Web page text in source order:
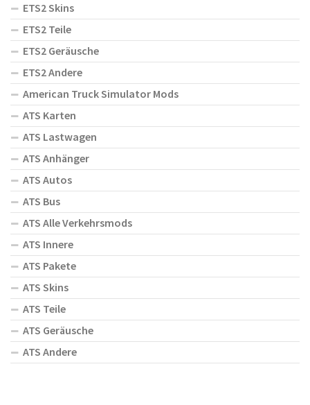
ETS2 Skins
ETS2 Teile
ETS2 Geräusche
ETS2 Andere
American Truck Simulator Mods
ATS Karten
ATS Lastwagen
ATS Anhänger
ATS Autos
ATS Bus
ATS Alle Verkehrsmods
ATS Innere
ATS Pakete
ATS Skins
ATS Teile
ATS Geräusche
ATS Andere